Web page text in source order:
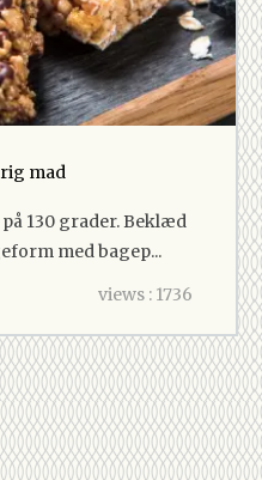
mad
130 grader. Beklæd
med bagep...
views : 1736